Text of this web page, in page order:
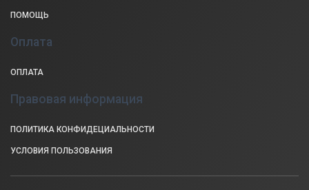
ПОМОЩЬ
Оплата
ОПЛАТА
Правовая информация
ПОЛИТИКА КОНФИДЕЦИАЛЬНОСТИ
УСЛОВИЯ ПОЛЬЗОВАНИЯ